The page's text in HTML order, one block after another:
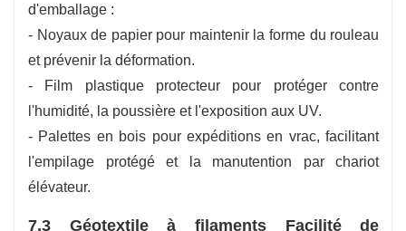
d'emballage :
- Noyaux de papier pour maintenir la forme du rouleau
et prévenir la déformation.
- Film plastique protecteur pour protéger contre
l'humidité, la poussière et l'exposition aux UV.
- Palettes en bois pour expéditions en vrac, facilitant
l'empilage protégé et la manutention par chariot
élévateur.
7.3 Géotextile à filaments Facilité de